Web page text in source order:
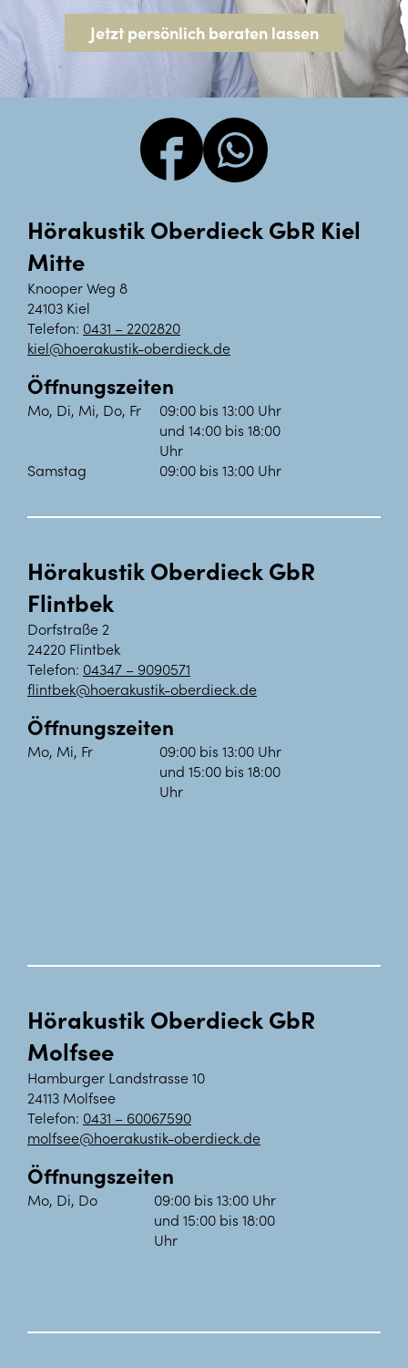
Jetzt persönlich beraten lassen
Hörakustik Oberdieck GbR Kiel
Mitte
Knooper Weg 8
24103 Kiel
Telefon: 0431 – 2202820
kiel@hoerakustik-oberdieck.de
Öffnungszeiten
Mo, Di, Mi, Do, Fr
09:00 bis 13:00 Uhr
und 14:00 bis 18:00
Uhr
Samstag
09:00 bis 13:00 Uhr
Hörakustik Oberdieck GbR
Flintbek
Dorfstraße 2
24220 Flintbek
Telefon: 04347 – 9090571
flintbek@hoerakustik-oberdieck.de
Öffnungszeiten
Mo, Mi, Fr
09:00 bis 13:00 Uhr
und 15:00 bis 18:00
Uhr
Hörakustik Oberdieck GbR
Molfsee
Hamburger Landstrasse 10
24113 Molfsee
Telefon: 0431 – 60067590
molfsee@hoerakustik-oberdieck.de
Öffnungszeiten
Mo, Di, Do
09:00 bis 13:00 Uhr
und 15:00 bis 18:00
Uhr